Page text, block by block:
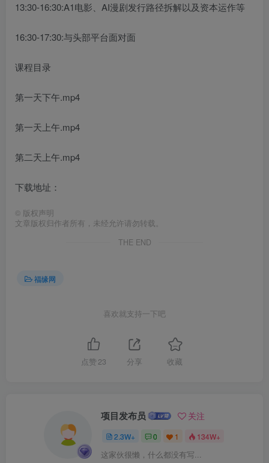
13:30-16:30:A1电影、AI漫剧发行路径拆解以及资本运作等
16:30-17:30:与头部平台面对面
课程目录
第一天下午.mp4
第一天上午.mp4
第二天上午.mp4
下载地址：
© 版权声明
文章版权归作者所有，未经允许请勿转载。
THE END
福缘网
喜欢就支持一下吧
点赞 23 分享 收藏
项目发布员 关注
2.3W+ 0 1 134W+
这家伙很懒，什么都没有写...